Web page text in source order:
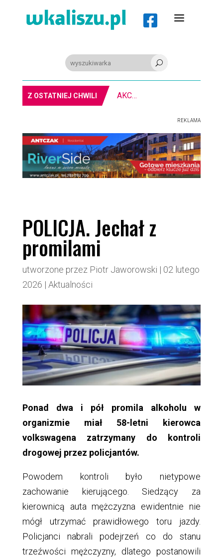
 a
U
Z OSTATNIEJ CHWILI
REKLAMA
POLICJA. Jechał z
promilami
utworzone przez Piotr Jaworowski | 02 lutego
2026 | Aktualności
Ponad dwa i pół promila alkoholu w
organizmie miał 58-letni kierowca
volkswagena zatrzymany do kontroli
drogowej przez policjantów.
Powodem kontroli było nietypowe
zachowanie kierującego. Siedzący za
kierownicą auta mężczyzna ewidentnie nie
mógł utrzymać prawidłowego toru jazdy.
Policjanci nabrali podejrzeń co do stanu
trzeźwości mężczyzny, dlatego postanowili